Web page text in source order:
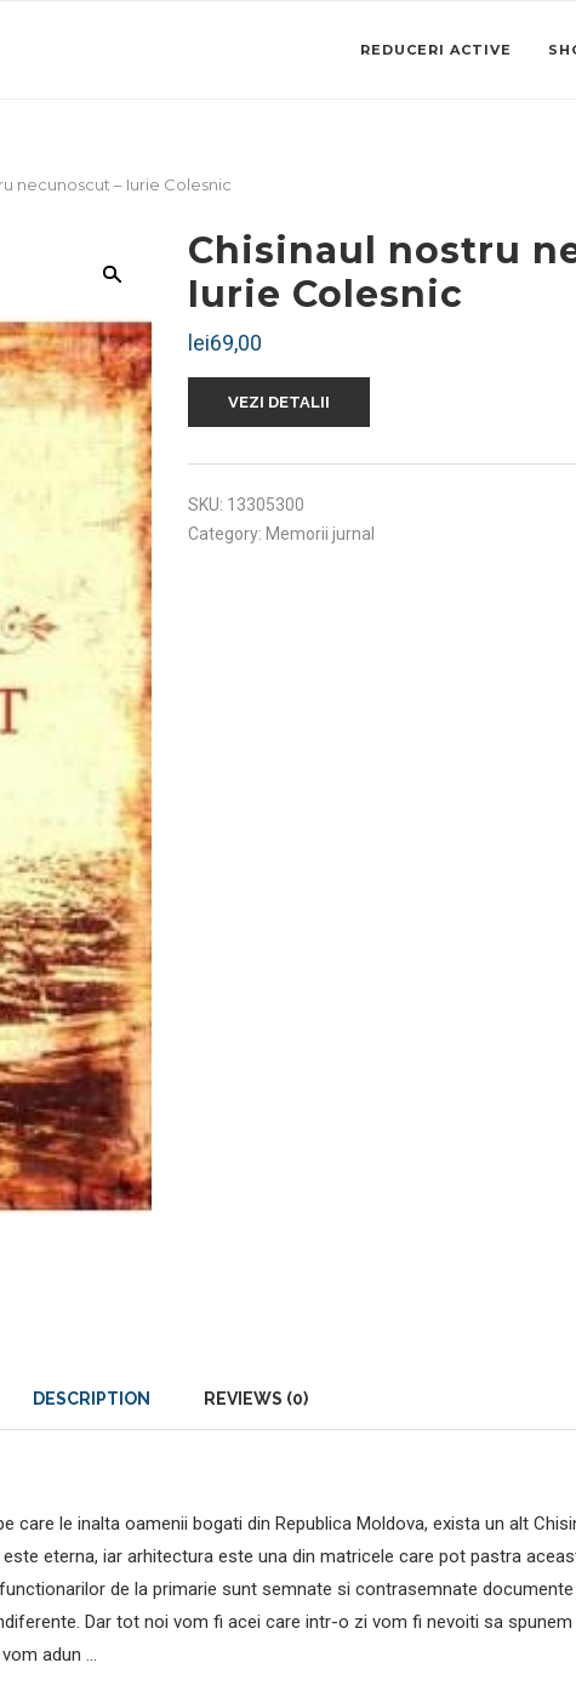
REDUCERI ACTIVE
necunoscut – Iurie Colesnic
Chisinaul nostru
Iurie Colesnic
lei69,00
VEZI DETALII
SKU: 13305300
Category: Memorii jurnal
DESCRIPTION REVIEWS (0)
le inalta oamenii bogati din Republica Moldova, exista un alt
eterna, iar arhitectura este una din matricele care pot pastra
de la primarie sunt semnate si contrasemnate
Dar tot noi vom fi acei care intr-o zi vom fi nevoiti sa
adun …